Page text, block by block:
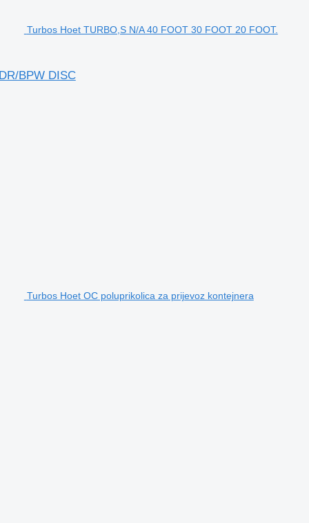
Turbos Hoet TURBO,S N/A 40 FOOT 30 FOOT 20 FOOT.
BPW DISC
Turbos Hoet OC poluprikolica za prijevoz kontejnera